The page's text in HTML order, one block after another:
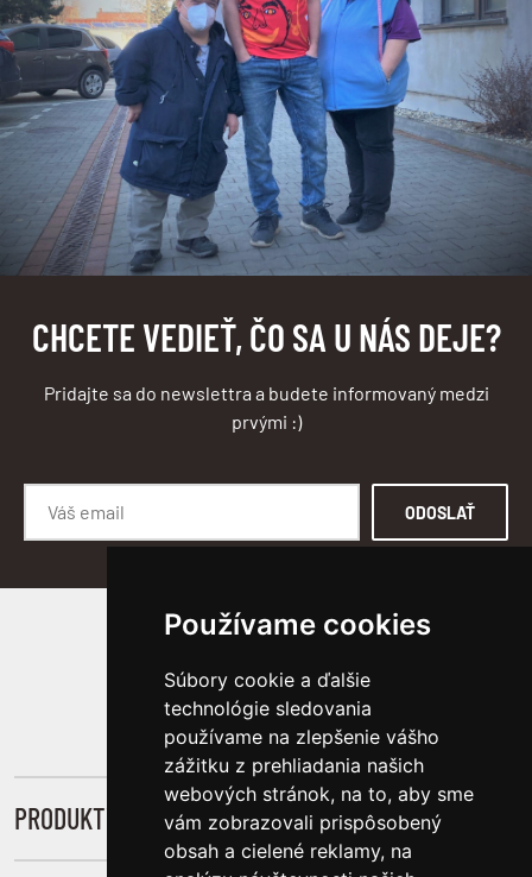
Používame cookies
Súbory cookie a ďalšie
technológie sledovania
používame na zlepšenie vášho
zážitku z prehliadania našich
webových stránok, na to, aby sme
vám zobrazovali prispôsobený
obsah a cielené reklamy, na
CHCETE VEDIEŤ, ČO SA U NÁS DEJE?
Pridajte sa do newslettra a budete informovaný medzi
prvými :)
ODOSLAŤ
PRODUKTY